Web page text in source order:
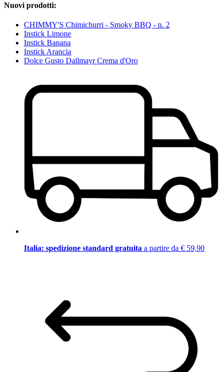
Nuovi prodotti:
CHIMMY'S Chimichurri - Smoky BBQ - n. 2
Instick Limone
Instick Banana
Instick Arancia
Dolce Gusto Dallmayr Crema d'Oro
Italia: spedizione standard gratuita a partire da € 59,90